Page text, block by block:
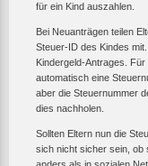
für ein Kind auszahlen.
Bei Neuanträgen teilen
Steuer-ID des Kindes
Kindergeld-Antrages.
automatisch eine
aber die Steuernummer
dies nachholen.
Sollten Eltern nun die
sich nicht sicher sein, ob